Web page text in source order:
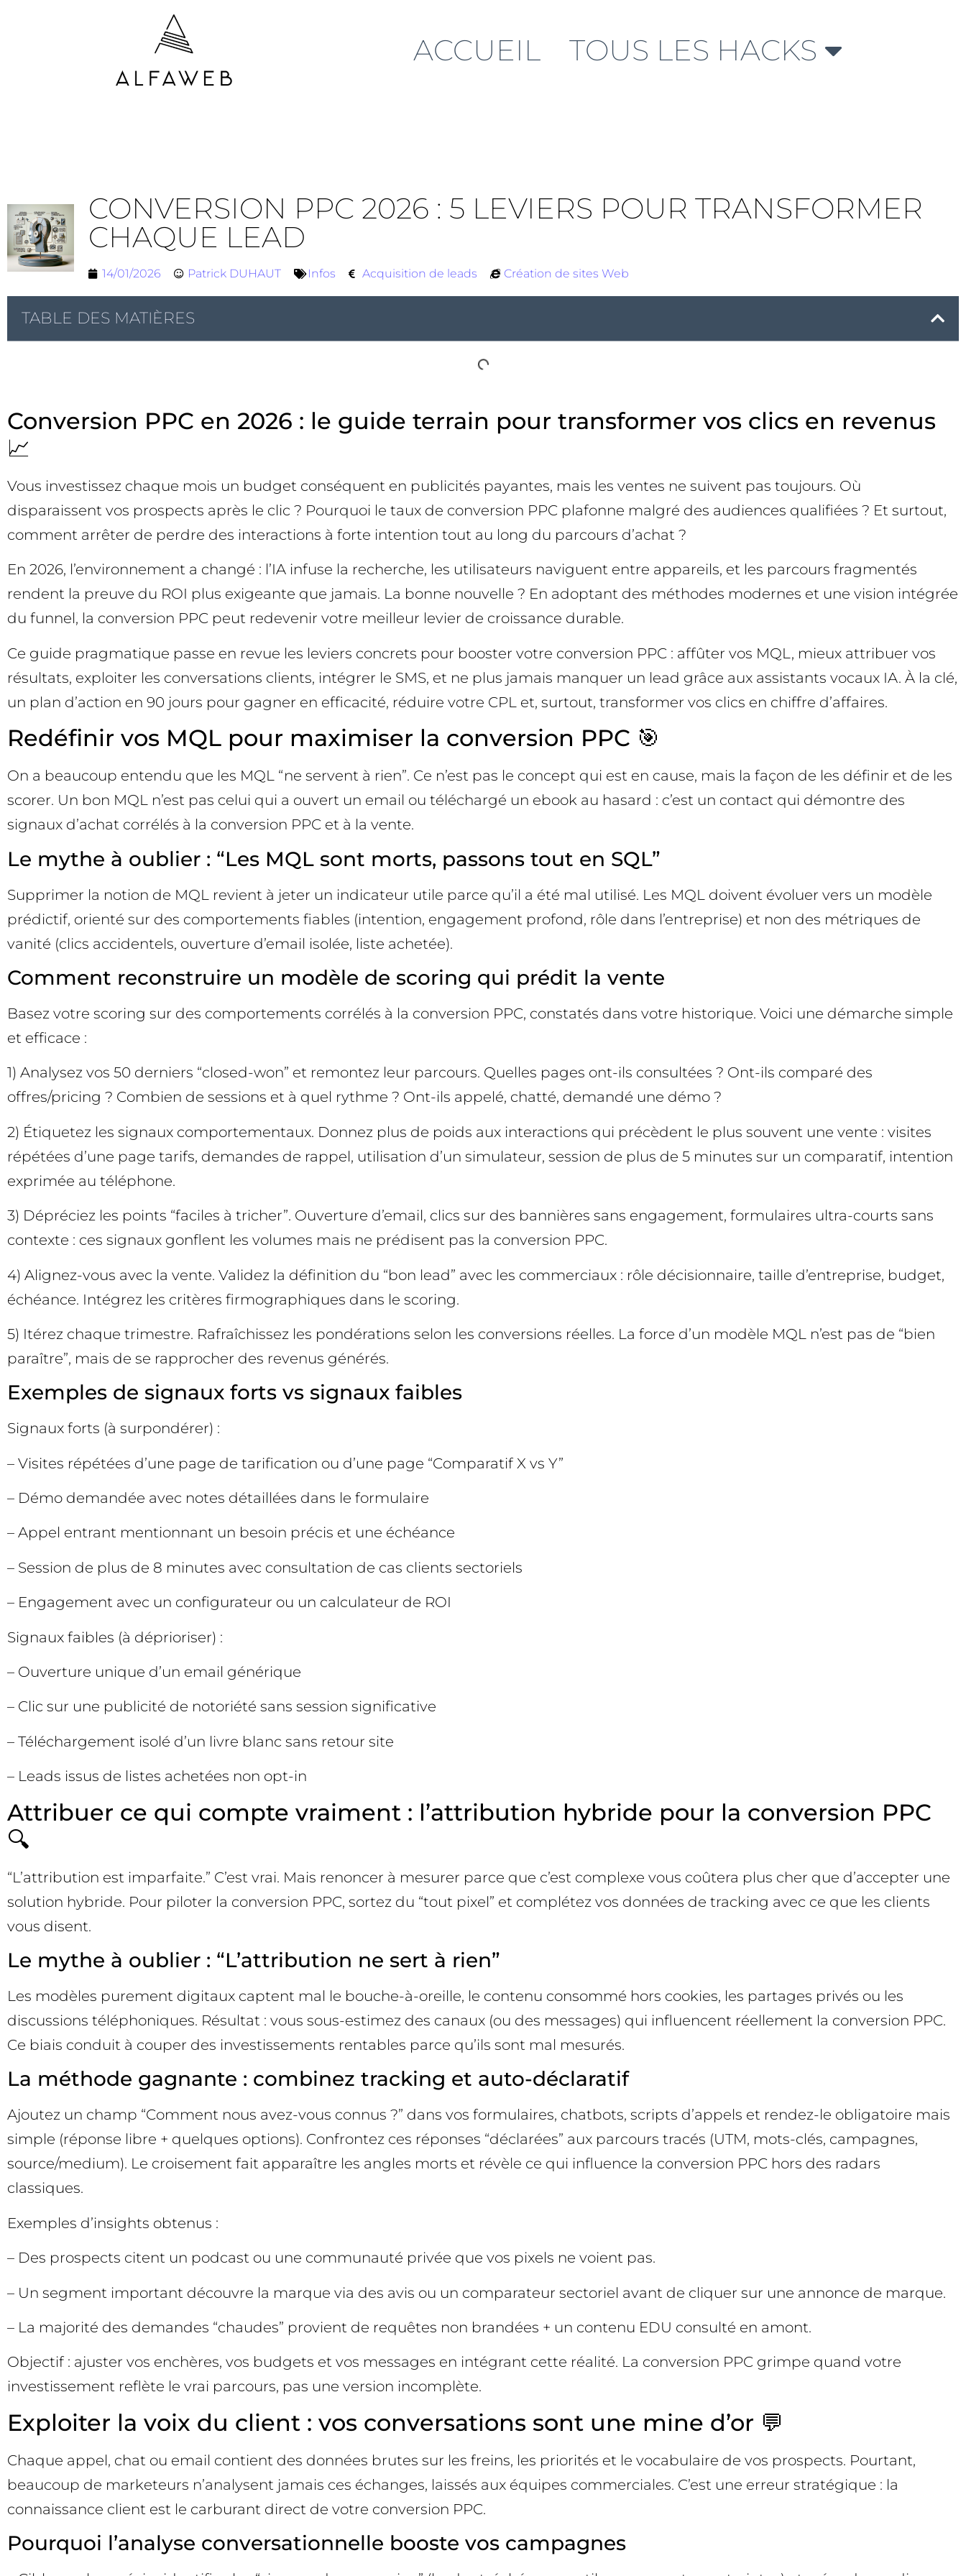
ACCUEIL TOUS LES HACKS
CONVERSION PPC 2026 : 5 LEVIERS POUR TRANSFORMER
CHAQUE LEAD
14/01/2026 Patrick DUHAUT Infos Acquisition de leads Création de sites Web
TABLE DES MATIÈRES
Conversion PPC en 2026 : le guide terrain pour transformer vos clics en revenus
📈
Vous investissez chaque mois un budget conséquent en publicités payantes, mais les ventes ne suivent pas toujours. Où
disparaissent vos prospects après le clic ? Pourquoi le taux de conversion PPC plafonne malgré des audiences qualifiées ? Et surtout,
comment arrêter de perdre des interactions à forte intention tout au long du parcours d’achat ?
En 2026, l’environnement a changé : l’IA infuse la recherche, les utilisateurs naviguent entre appareils, et les parcours fragmentés
rendent la preuve du ROI plus exigeante que jamais. La bonne nouvelle ? En adoptant des méthodes modernes et une vision intégrée
du funnel, la conversion PPC peut redevenir votre meilleur levier de croissance durable.
Ce guide pragmatique passe en revue les leviers concrets pour booster votre conversion PPC : affûter vos MQL, mieux attribuer vos
résultats, exploiter les conversations clients, intégrer le SMS, et ne plus jamais manquer un lead grâce aux assistants vocaux IA. À la clé,
un plan d’action en 90 jours pour gagner en efficacité, réduire votre CPL et, surtout, transformer vos clics en chiffre d’affaires.
Redéfinir vos MQL pour maximiser la conversion PPC 🎯
On a beaucoup entendu que les MQL “ne servent à rien”. Ce n’est pas le concept qui est en cause, mais la façon de les définir et de les
scorer. Un bon MQL n’est pas celui qui a ouvert un email ou téléchargé un ebook au hasard : c’est un contact qui démontre des
signaux d’achat corrélés à la conversion PPC et à la vente.
Le mythe à oublier : “Les MQL sont morts, passons tout en SQL”
Supprimer la notion de MQL revient à jeter un indicateur utile parce qu’il a été mal utilisé. Les MQL doivent évoluer vers un modèle
prédictif, orienté sur des comportements fiables (intention, engagement profond, rôle dans l’entreprise) et non des métriques de
vanité (clics accidentels, ouverture d’email isolée, liste achetée).
Comment reconstruire un modèle de scoring qui prédit la vente
Basez votre scoring sur des comportements corrélés à la conversion PPC, constatés dans votre historique. Voici une démarche simple
et efficace :
1) Analysez vos 50 derniers “closed-won” et remontez leur parcours. Quelles pages ont-ils consultées ? Ont-ils comparé des
offres/pricing ? Combien de sessions et à quel rythme ? Ont-ils appelé, chatté, demandé une démo ?
2) Étiquetez les signaux comportementaux. Donnez plus de poids aux interactions qui précèdent le plus souvent une vente : visites
répétées d’une page tarifs, demandes de rappel, utilisation d’un simulateur, session de plus de 5 minutes sur un comparatif, intention
exprimée au téléphone.
3) Dépréciez les points “faciles à tricher”. Ouverture d’email, clics sur des bannières sans engagement, formulaires ultra-courts sans
contexte : ces signaux gonflent les volumes mais ne prédisent pas la conversion PPC.
4) Alignez-vous avec la vente. Validez la définition du “bon lead” avec les commerciaux : rôle décisionnaire, taille d’entreprise, budget,
échéance. Intégrez les critères firmographiques dans le scoring.
5) Itérez chaque trimestre. Rafraîchissez les pondérations selon les conversions réelles. La force d’un modèle MQL n’est pas de “bien
paraître”, mais de se rapprocher des revenus générés.
Exemples de signaux forts vs signaux faibles
Signaux forts (à surpondérer) :
– Visites répétées d’une page de tarification ou d’une page “Comparatif X vs Y”
– Démo demandée avec notes détaillées dans le formulaire
– Appel entrant mentionnant un besoin précis et une échéance
– Session de plus de 8 minutes avec consultation de cas clients sectoriels
– Engagement avec un configurateur ou un calculateur de ROI
Signaux faibles (à déprioriser) :
– Ouverture unique d’un email générique
– Clic sur une publicité de notoriété sans session significative
– Téléchargement isolé d’un livre blanc sans retour site
– Leads issus de listes achetées non opt-in
Attribuer ce qui compte vraiment : l’attribution hybride pour la conversion PPC
🔍
“L’attribution est imparfaite.” C’est vrai. Mais renoncer à mesurer parce que c’est complexe vous coûtera plus cher que d’accepter une
solution hybride. Pour piloter la conversion PPC, sortez du “tout pixel” et complétez vos données de tracking avec ce que les clients
vous disent.
Le mythe à oublier : “L’attribution ne sert à rien”
Les modèles purement digitaux captent mal le bouche-à-oreille, le contenu consommé hors cookies, les partages privés ou les
discussions téléphoniques. Résultat : vous sous-estimez des canaux (ou des messages) qui influencent réellement la conversion PPC.
Ce biais conduit à couper des investissements rentables parce qu’ils sont mal mesurés.
La méthode gagnante : combinez tracking et auto-déclaratif
Ajoutez un champ “Comment nous avez-vous connus ?” dans vos formulaires, chatbots, scripts d’appels et rendez-le obligatoire mais
simple (réponse libre + quelques options). Confrontez ces réponses “déclarées” aux parcours tracés (UTM, mots-clés, campagnes,
source/medium). Le croisement fait apparaître les angles morts et révèle ce qui influence la conversion PPC hors des radars
classiques.
Exemples d’insights obtenus :
– Des prospects citent un podcast ou une communauté privée que vos pixels ne voient pas.
– Un segment important découvre la marque via des avis ou un comparateur sectoriel avant de cliquer sur une annonce de marque.
– La majorité des demandes “chaudes” provient de requêtes non brandées + un contenu EDU consulté en amont.
Objectif : ajuster vos enchères, vos budgets et vos messages en intégrant cette réalité. La conversion PPC grimpe quand votre
investissement reflète le vrai parcours, pas une version incomplète.
Exploiter la voix du client : vos conversations sont une mine d’or 💬
Chaque appel, chat ou email contient des données brutes sur les freins, les priorités et le vocabulaire de vos prospects. Pourtant,
beaucoup de marketeurs n’analysent jamais ces échanges, laissés aux équipes commerciales. C’est une erreur stratégique : la
connaissance client est le carburant direct de votre conversion PPC.
Pourquoi l’analyse conversationnelle booste vos campagnes